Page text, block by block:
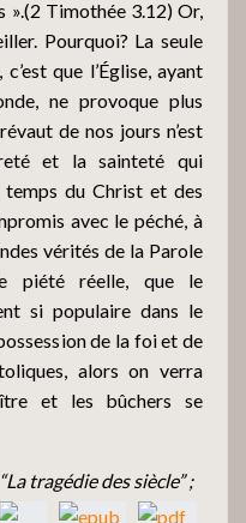
».(2 Timothée 3.12) Or,
Pourquoi? La seule
que l’Église, ayant
ne provoque plus
de nos jours n’est
et la sainteté qui
du Christ et des
avec le péché, à
vérités de la Parole
piété réelle, que le
si populaire dans le
de la foi et de
alors on verra
et les bûchers se
tragédie des siècle” ;